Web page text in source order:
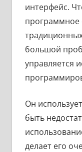
интерфейс.
программное
большой
управляется
Он
быть
делает его